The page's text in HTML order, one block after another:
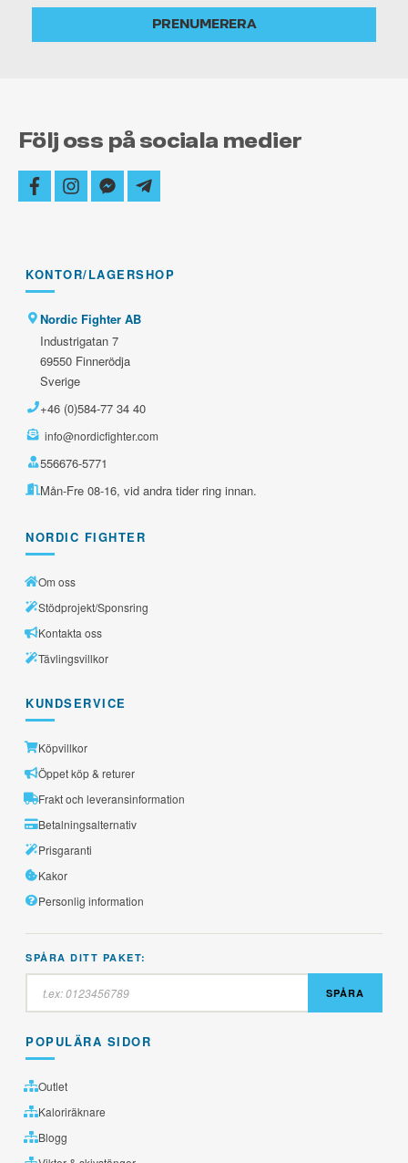
alltid
PRENUMERERA
Följ oss på sociala medier
facebookinstagram
facebook-
messenger
telegram-
plane
KONTOR/LAGERSHOP
Nordic Fighter AB
Industrigatan 7
69550 Finnerödja
Sverige
+46 (0)584-77 34 40
info@nordicfighter.com
556676-5771
Mån-Fre 08-16, vid andra tider ring innan.
NORDIC FIGHTER
Om oss
Stödprojekt/Sponsring
Kontakta oss
Tävlingsvillkor
KUNDSERVICE
Köpvillkor
Öppet köp & returer
Frakt och leveransinformation
Betalningsalternativ
Prisgaranti
Kakor
Personlig information
SPÅRA DITT PAKET:
SPÅRA
POPULÄRA SIDOR
Outlet
Kaloriräknare
Blogg